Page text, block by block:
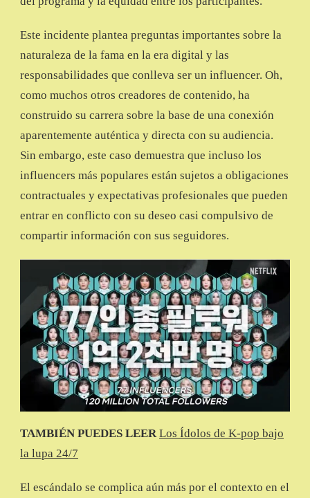
Este incidente plantea preguntas importantes sobre la
naturaleza de la fama en la era digital y las
responsabilidades que conlleva ser un influencer. Oh,
como muchos otros creadores de contenido, ha
construido su carrera sobre la base de una conexión
aparentemente auténtica y directa con su audiencia.
Sin embargo, este caso demuestra que incluso los
influencers más populares están sujetos a obligaciones
contractuales y expectativas profesionales que pueden
entrar en conflicto con su deseo casi compulsivo de
compartir información con sus seguidores.
TAMBIÉN PUEDES LEER Los Ídolos de K-pop bajo
la lupa 24/7
El escándalo se complica aún más por el contexto en el